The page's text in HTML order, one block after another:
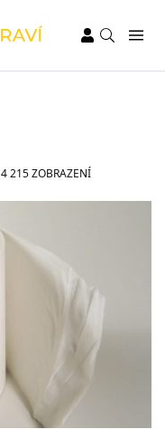
4 215 ZOBRAZENÍ